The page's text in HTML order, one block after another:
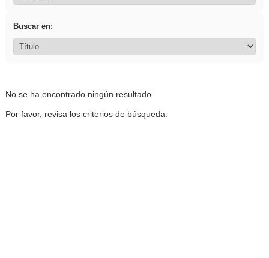
Buscar en:
No se ha encontrado ningún resultado.
Por favor, revisa los criterios de búsqueda.